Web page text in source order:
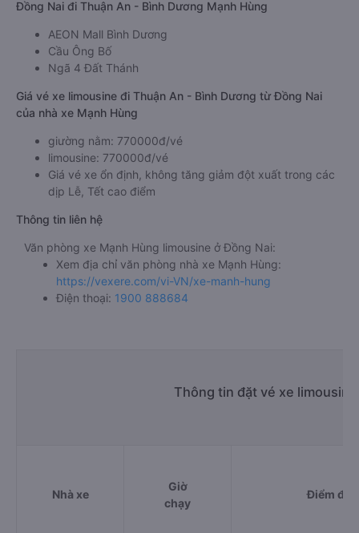
Đồng Nai đi Thuận An - Bình Dương Mạnh Hùng
AEON Mall Bình Dương
Cầu Ông Bố
Ngã 4 Đất Thánh
Giá vé xe limousine đi Thuận An - Bình Dương từ Đồng Nai
của nhà xe Mạnh Hùng
giường nằm: 770000đ/vé
limousine: 770000đ/vé
Giá vé xe ổn định, không tăng giảm đột xuất trong các
dịp Lễ, Tết cao điểm
Thông tin liên hệ
Văn phòng xe Mạnh Hùng limousine ở Đồng Nai:
Xem địa chỉ văn phòng nhà xe Mạnh Hùng:
https://vexere.com/vi-VN/xe-manh-hung
Điện thoại: 1900 888684
Thông tin đặt vé xe
Nhà xe
Giờ
chạy
Điểm đi